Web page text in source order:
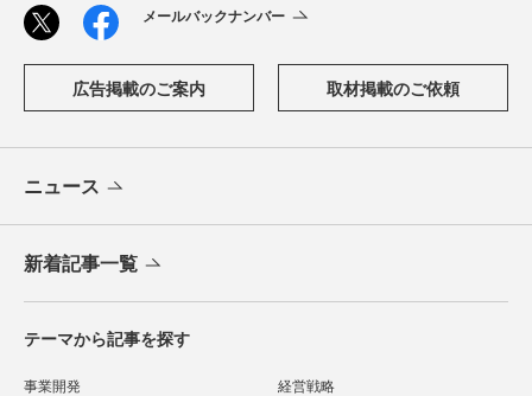
メールバックナンバー
広告掲載のご案内 取材掲載のご依頼
ニュース
新着記事一覧
テーマから記事を探す
事業開発 経営戦略